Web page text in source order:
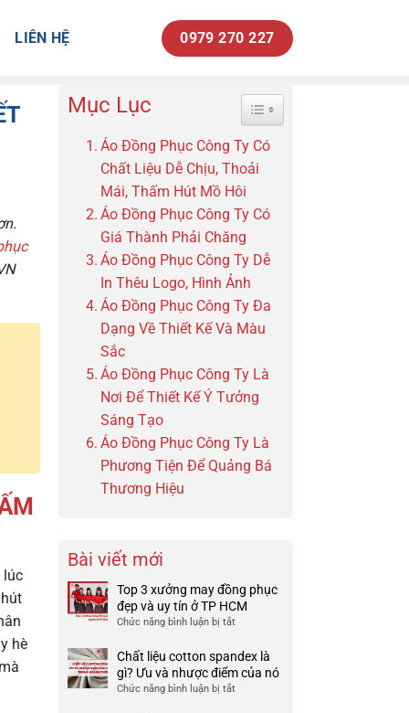
LIÊN HỆ 0979 270 227
lúc
hè
Mục Lục Toggle Table of Content
Áo Đồng Phục Công Ty Có
Chất Liệu Dễ Chịu, Thoải
Mái, Thấm Hút Mồ Hôi
Áo Đồng Phục Công Ty Có
Giá Thành Phải Chăng
Áo Đồng Phục Công Ty Dễ
In Thêu Logo, Hình Ảnh
Áo Đồng Phục Công Ty Đa
Dạng Về Thiết Kế Và Màu
Sắc
Áo Đồng Phục Công Ty Là
Nơi Để Thiết Kế Ý Tưởng
Sáng Tạo
Áo Đồng Phục Công Ty Là
Phương Tiện Để Quảng Bá
Thương Hiệu
Bài viết mới
Top 3 xưởng may đồng phục
đẹp và uy tín ở TP HCM
Chức năng bình luận bị tắtở
3
xưởng
Chất liệu cotton spandex là
gì? Ưu và nhược điểm của nó
Chức năng bình luận bị tắtở